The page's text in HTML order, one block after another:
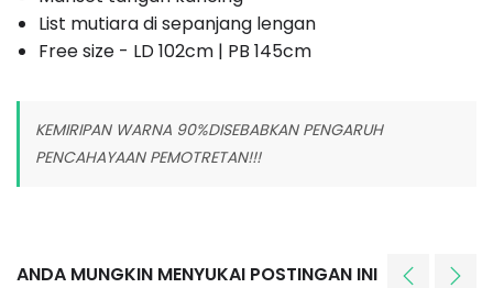
List mutiara di sepanjang lengan
Free size - LD 102cm | PB 145cm
KEMIRIPAN WARNA 90%DISEBABKAN PENGARUH
PENCAHAYAAN PEMOTRETAN!!!
ANDA MUNGKIN MENYUKAI POSTINGAN INI